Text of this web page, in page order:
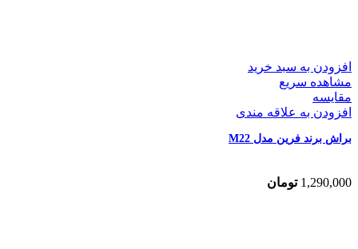
افزودن به سبد خرید
مشاهده سریع
مقایسه
افزودن به علاقه مندی
براش برند فرین مدل M22
1,290,000 تومان